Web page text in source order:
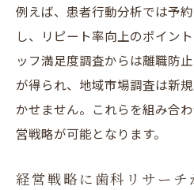
例えば、患者行動分析では予
し、リピート率向上のポイン
ッフ満足度調査からは離職防
が得られ、地域市場調査は新
かせません。これらを組み合
営戦略が可能となります。
経営戦略に歯科リサーチ